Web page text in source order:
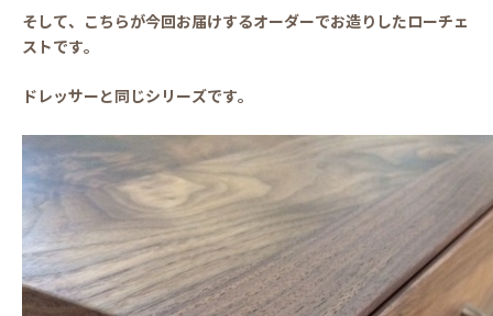
そして、こちらが今回お届けするオーダーでお造りしたローチェ
ストです。
ドレッサーと同じシリーズです。